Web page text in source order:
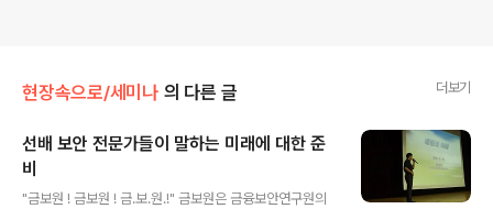
현장속으로/세미나 의 다른 글 더보기
선배 보안 전문가들이 말하는 미래에 대한 준
비
"금보원 ! 금보원 ! 금.보.원.!" 금보원은 금융보안연구원의